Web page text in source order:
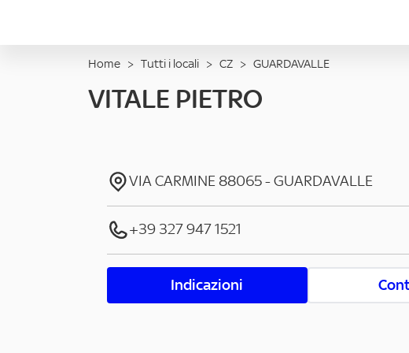
Home > Tutti i locali > CZ > GUARDAVALLE
VITALE PIETRO
VIA CARMINE88065-GUARDAVALLE
+39 327 947 1521
Indicazioni